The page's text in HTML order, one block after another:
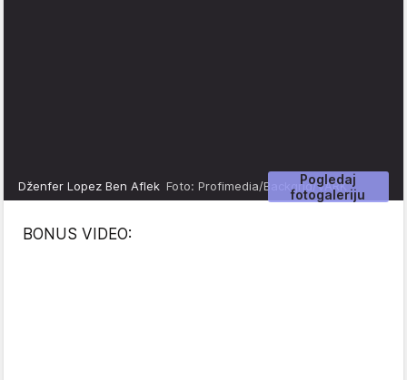
Pogledaj
fotogaleriju
Dženfer Lopez Ben Aflek Foto: Profimedia/Backgrid/VARK
BONUS VIDEO: